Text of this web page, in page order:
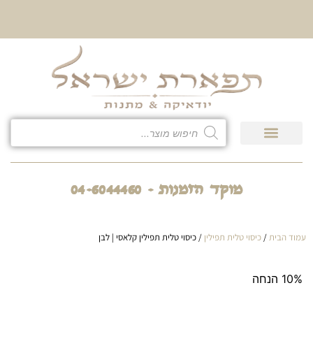
מוקד הזמנות - 04-6044460
עמוד הבית/ כיסוי טלית תפילין / כיסוי טלית תפילין קלאסי | לבן
10% הנחה